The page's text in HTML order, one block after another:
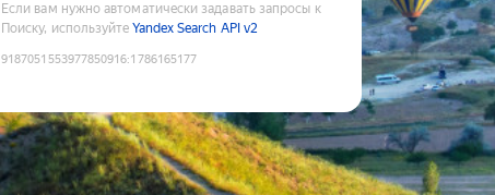
Если вам нужно автоматически задавать запросы к
Поиску, используйте Yandex Search API v2
9187051553977850916:1786165177